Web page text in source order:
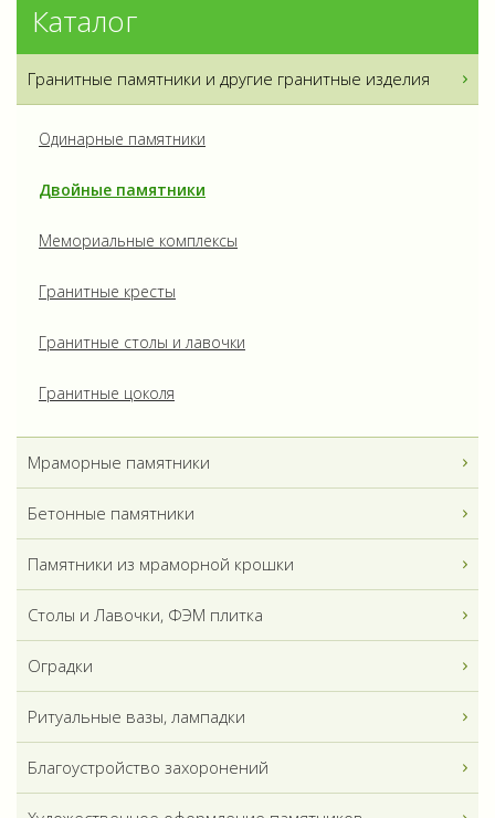
Каталог
Гранитные памятники и другие гранитные изделия
Одинарные памятники
Двойные памятники
Мемориальные комплексы
Гранитные кресты
Гранитные столы и лавочки
Гранитные цоколя
Мраморные памятники
Бетонные памятники
Памятники из мраморной крошки
Столы и Лавочки, ФЭМ плитка
Оградки
Ритуальные вазы, лампадки
Благоустройство захоронений